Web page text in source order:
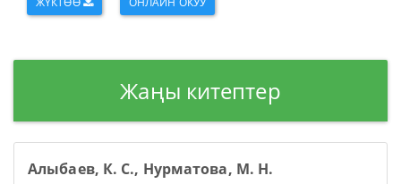
Жаңы китептер
Алыбаев, К. С., Нурматова, М. Н.